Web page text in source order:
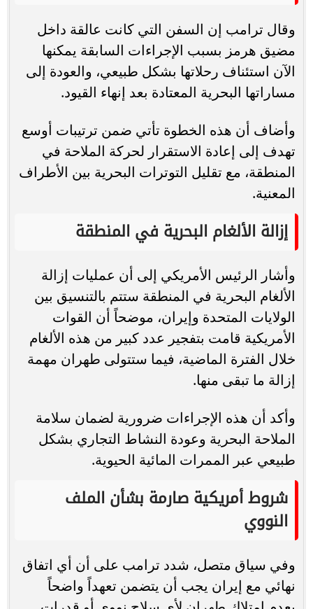
وقال ترامب إن السفن التي كانت عالقة داخل
مضيق هرمز بسبب الإجراءات السابقة يمكنها
الآن استئناف رحلاتها بشكل طبيعي، والعودة إلى
مساراتها البحرية المعتادة بعد إنهاء القيود.
وأضاف أن هذه الخطوة تأتي ضمن ترتيبات أوسع
تهدف إلى إعادة الاستقرار لحركة الملاحة في
المنطقة، مع تقليل التوترات البحرية بين الأطراف
المعنية.
إزالة الألغام البحرية في المنطقة
وأشار الرئيس الأمريكي إلى أن عمليات إزالة
الألغام البحرية في المنطقة ستتم بالتنسيق بين
الولايات المتحدة وإيران، موضحاً أن القوات
الأمريكية قامت بتفجير عدد كبير من هذه الألغام
خلال الفترة الماضية، فيما ستتولى طهران مهمة
إزالة ما تبقى منها.
وأكد أن هذه الإجراءات ضرورية لضمان سلامة
الملاحة البحرية وعودة النشاط التجاري بشكل
طبيعي عبر الممرات المائية الحيوية.
شروط أمريكية صارمة بشأن الملف
النووي
وفي سياق متصل، شدد ترامب على أن أي اتفاق
نهائي مع إيران يجب أن يتضمن تعهداً واضحاً